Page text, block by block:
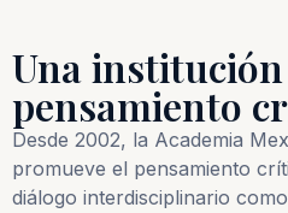
Una
pensamiento
Desde 2002, la Academia
promueve el pensamiento
diálogo interdisciplinario